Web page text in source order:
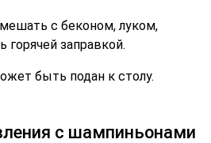
с беконом, луком,
горячей заправкой.
быть подан к столу.
с шампиньонами